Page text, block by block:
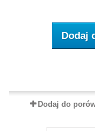
Dodaj
Dodaj do